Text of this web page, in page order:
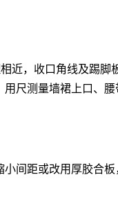
近，收口角线及踢脚
尺测量墙裙上口、
间距或改用厚胶合